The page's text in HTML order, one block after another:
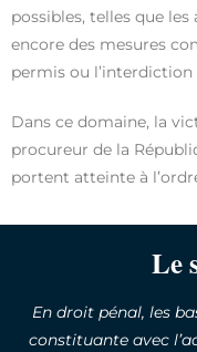
possibles, telles que
encore des mesures
permis ou
Dans ce domaine, la
procureur de la
portent atteinte à
Le
En droit pénal, les
constituante avec